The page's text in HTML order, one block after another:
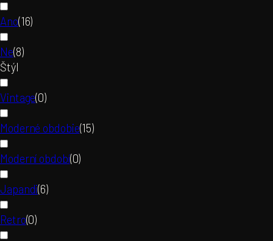
Ano(16)
Ne(8)
Štýl
Vintage(0)
Moderné obdobie(15)
Moderní období(0)
Japandi(6)
Retro(0)